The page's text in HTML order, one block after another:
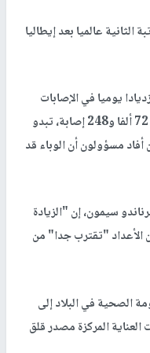
عالميا بعد إيطاليا
يوميا في الإصابات
بأكثر من 8000 حالة، ليبلغ العدد الإجمالي 72 ألفا و248 إصابة، تبدو
مسؤولون أن الوباء قد
سيمون، إن "الزيادة
الأعداد "تقترب جدا" من
الصحية في البلاد إلى
المركزة مصدر قلق